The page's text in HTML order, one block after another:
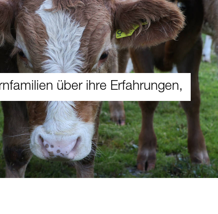
über ihre Erfahrungen,